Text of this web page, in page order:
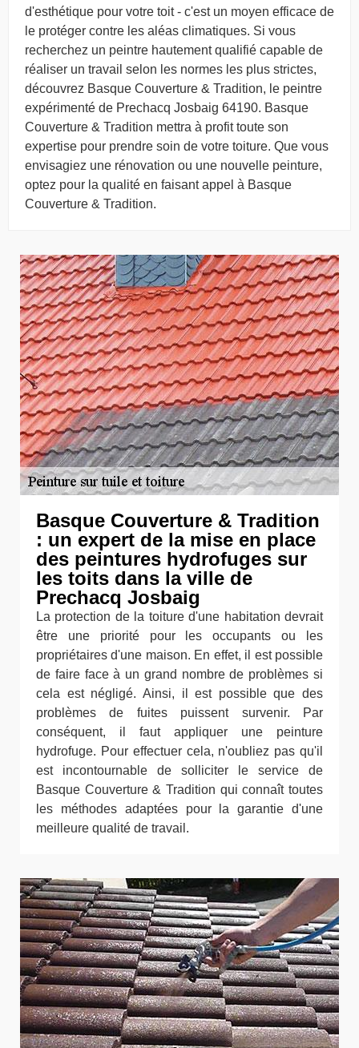
d'esthétique pour votre toit - c'est un moyen efficace de
le protéger contre les aléas climatiques. Si vous
recherchez un peintre hautement qualifié capable de
réaliser un travail selon les normes les plus strictes,
découvrez Basque Couverture & Tradition, le peintre
expérimenté de Prechacq Josbaig 64190. Basque
Couverture & Tradition mettra à profit toute son
expertise pour prendre soin de votre toiture. Que vous
envisagiez une rénovation ou une nouvelle peinture,
optez pour la qualité en faisant appel à Basque
Couverture & Tradition.
Basque Couverture & Tradition
: un expert de la mise en place
des peintures hydrofuges sur
les toits dans la ville de
Prechacq Josbaig
La protection de la toiture d'une habitation devrait
être une priorité pour les occupants ou les
propriétaires d'une maison. En effet, il est possible
de faire face à un grand nombre de problèmes si
cela est négligé. Ainsi, il est possible que des
problèmes de fuites puissent survenir. Par
conséquent, il faut appliquer une peinture
hydrofuge. Pour effectuer cela, n'oubliez pas qu'il
est incontournable de solliciter le service de
Basque Couverture & Tradition qui connaît toutes
les méthodes adaptées pour la garantie d'une
meilleure qualité de travail.